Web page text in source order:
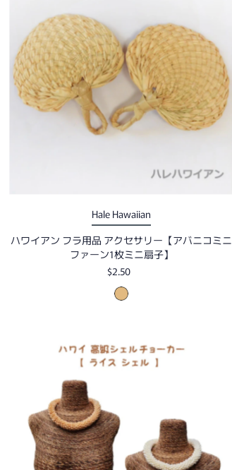
Hale Hawaiian
ハワイアン フラ用品 アクセサリー【アバニコミニ
ファーン1枚ミニ扇子】
$2.50